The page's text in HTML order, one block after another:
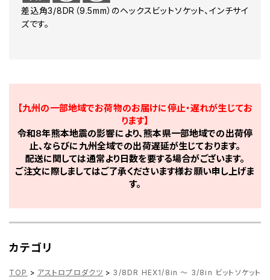
差込角3/8DR（9.5mm）のヘックスビットソケット、インチサイ
ズです。
【九州の一部地域でお荷物のお届けに停止・遅れが生じてお
ります】
令和8年熊本地震の影響により、熊本県一部地域での出荷停
止、ならびに九州全域での出荷遅延が生じております。
配送に関しては通常より日数を要する場合がございます。
ご注文に際しましてはご了承くださいます様お願い申し上げま
す。
カテゴリ
TOP > アストロプロダクツ > 3/8DR HEX1/8in ～ 3/8in ビットソケット